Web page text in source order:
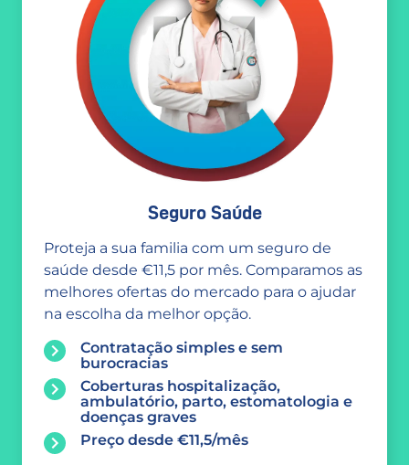
Seguro Saúde
Proteja a sua familia com um seguro de
saúde desde €11,5 por mês. Comparamos as
melhores ofertas do mercado para o ajudar
na escolha da melhor opção.
Contratação simples e sem
burocracias
Coberturas hospitalização,
ambulatório, parto, estomatologia e
doenças graves
Preço desde €11,5/mês